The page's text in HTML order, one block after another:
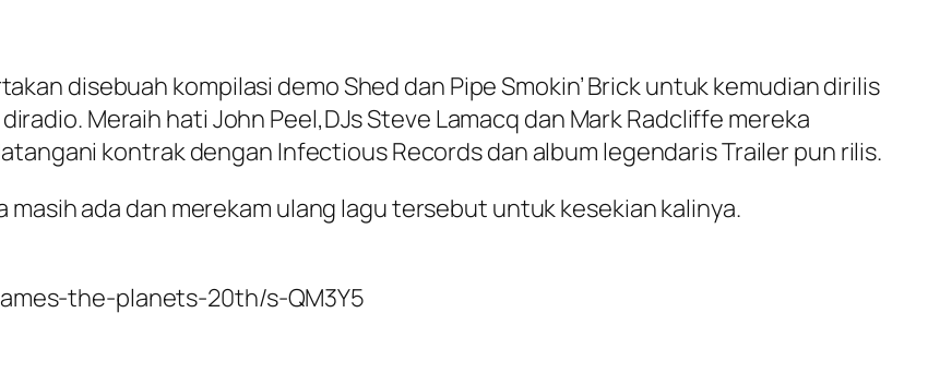
disebuah kompilasi demo Shed dan Pipe Smokin’ Brick untuk kemudian dirilis
Meraih hati John Peel,DJs Steve Lamacq dan Mark Radcliffe mereka
kontrak dengan Infectious Records dan album legendaris Trailer pun rilis.
ada dan merekam ulang lagu tersebut untuk kesekian kalinya.
the-planets-20th/s-QM3Y5